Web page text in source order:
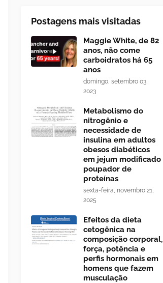
Postagens mais visitadas
Maggie White, de 82
anos, não come
carboidratos há 65
anos
domingo, setembro 03,
2023
Metabolismo do
nitrogênio e
necessidade de
insulina em adultos
obesos diabéticos
em jejum modificado
poupador de
proteínas
sexta-feira, novembro 21,
2025
Efeitos da dieta
cetogênica na
composição corporal,
força, potência e
perfis hormonais em
homens que fazem
musculação